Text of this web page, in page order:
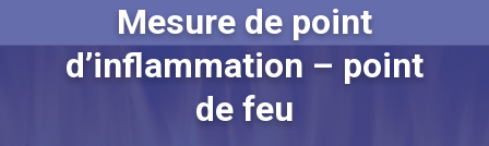
Mesure de point
d’inflammation – point
de feu